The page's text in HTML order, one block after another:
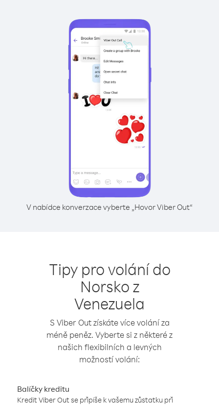
V nabídce konverzace vyberte „Hovor Viber Out“
Tipy pro volání do
Norsko z
Venezuela
S Viber Out získáte více volání za
méně peněz. Vyberte si z některé z
našich flexibilních a levných
možností volání:
Balíčky kreditu
Kredit Viber Out se připíše k vašemu zůstatku při